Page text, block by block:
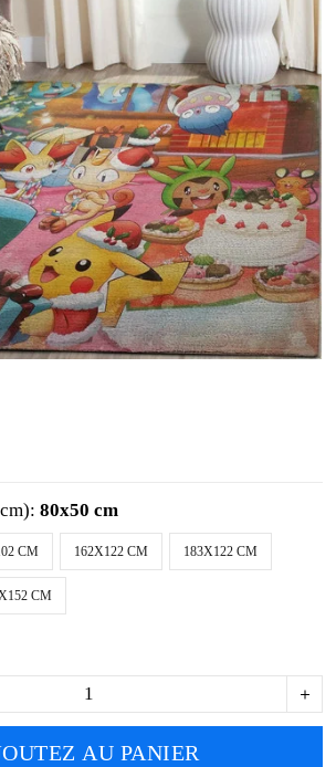
80x50 cm
CM 162X122 CM 183X122 CM
CM
AU PANIER